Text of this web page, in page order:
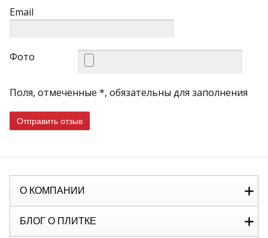
Email
Фото
Поля, отмеченные *, обязательны для заполнения
Отправить отзыв
О КОМПАНИИ
БЛОГ О ПЛИТКЕ